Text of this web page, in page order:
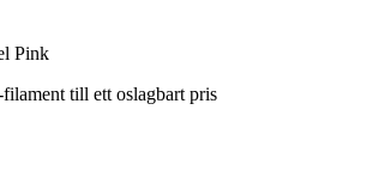
Pink
till ett oslagbart pris